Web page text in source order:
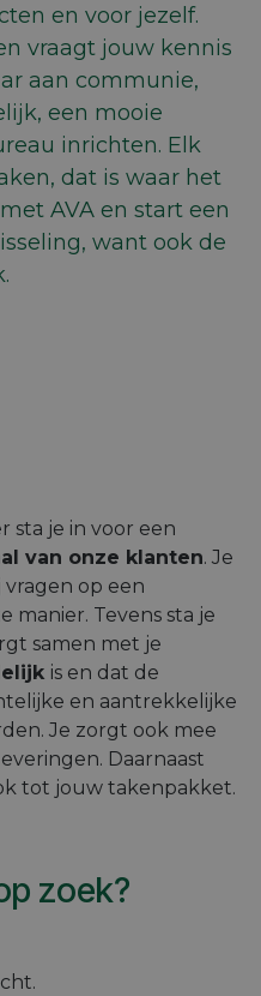
en voor jezelf.
vraagt jouw kennis
aan communie,
een mooie
inrichten. Elk
dat is waar het
AVA en start een
want ook de
sta je in voor een
van onze klanten. Je
op een
manier. Tevens sta je
samen met je
is en dat de
en aantrekkelijke
Je zorgt ook mee
Daarnaast
tot jouw takenpakket.
zoek?